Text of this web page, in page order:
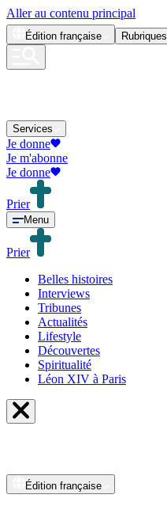
Aller au contenu principal
Édition française Rubriques
Services
Je donne
Je m'abonne
Je donne
Prier
Menu
Prier
Belles histoires
Interviews
Tribunes
Actualités
Lifestyle
Découvertes
Spiritualité
Léon XIV à Paris
Édition française